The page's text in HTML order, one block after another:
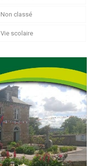
Non classé
Vie scolaire